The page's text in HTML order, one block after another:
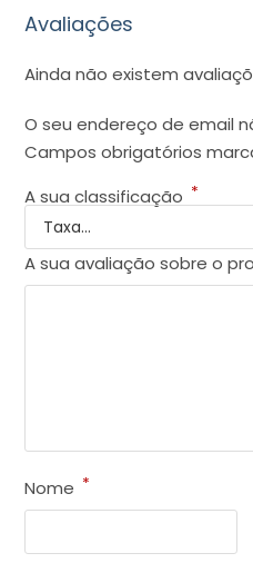
Avaliações
Ainda não existem
O seu endereço de email
Campos obrigatórios
A sua classificação *
A sua avaliação sobre o
Nome *